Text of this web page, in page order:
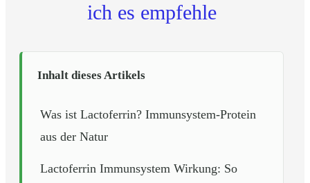
ich es empfehle
Inhalt dieses Artikels
Was ist Lactoferrin? Immunsystem-Protein
aus der Natur
Lactoferrin Immunsystem Wirkung: So